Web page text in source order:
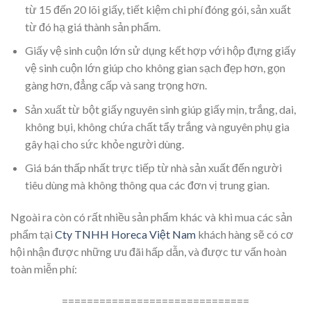
từ 15 đến 20 lõi giấy, tiết kiệm chi phí đóng gói, sản xuất
từ đó hạ giá thành sản phẩm.
Giấy vệ sinh cuộn lớn sử dụng kết hợp với hộp đựng giấy
vệ sinh cuộn lớn giúp cho không gian sạch đẹp hơn, gọn
gàng hơn, đẳng cấp và sang trọng hơn.
Sản xuất từ bột giấy nguyên sinh giúp giấy mịn, trắng, dai,
không bụi, không chứa chất tẩy trắng và nguyên phụ gia
gây hại cho sức khỏe người dùng.
Giá bán thấp nhất trực tiếp từ nhà sản xuất đến người
tiêu dùng mà không thông qua các đơn vị trung gian.
Ngoài ra còn có rất nhiều sản phẩm khác và khi mua các sản
phẩm tại Cty TNHH Horeca Việt Nam khách hàng sẽ có cơ
hội nhận được những ưu đãi hấp dẫn, và được tư vấn hoàn
toàn miễn phí:
==============================